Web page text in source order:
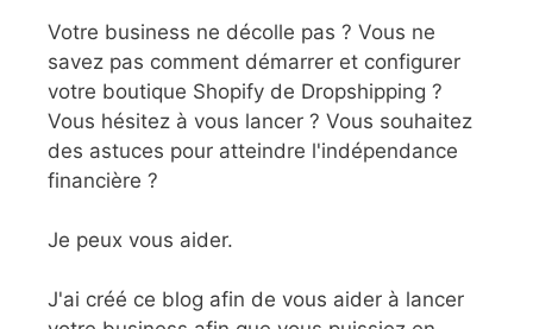
Votre business ne décolle pas ? Vous ne
savez pas comment démarrer et configurer
votre boutique Shopify de Dropshipping ?
Vous hésitez à vous lancer ? Vous souhaitez
des astuces pour atteindre l'indépendance
financière ?
Je peux vous aider.
J'ai créé ce blog afin de vous aider à lancer